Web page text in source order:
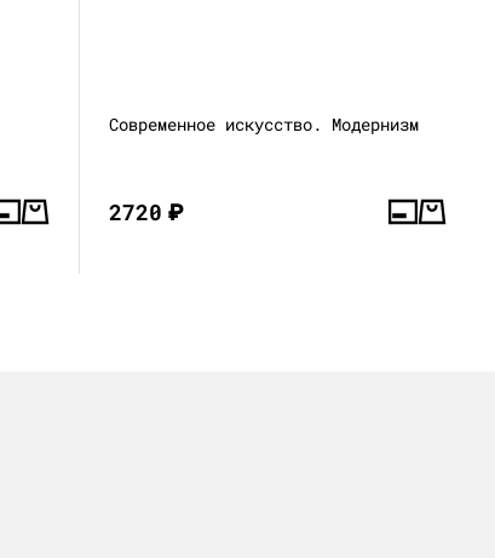
Современное искусство. Модернизм
2720₽